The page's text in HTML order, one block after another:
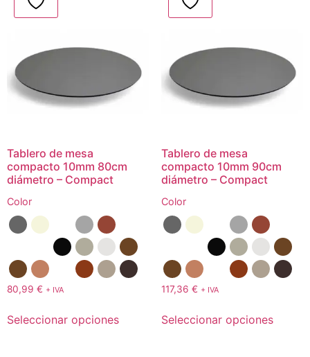
Tablero de mesa
compacto 10mm 80cm
diámetro – Compact
Color
80,99 € + IVA
Seleccionar opciones
Tablero de mesa
compacto 10mm 90cm
diámetro – Compact
Color
117,36 € + IVA
Seleccionar opciones